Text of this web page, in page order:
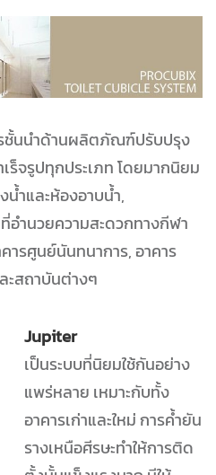
ชั้นนำด้านผลิตภัณฑ์ปรับปรุง
ร็จรูปทุกประเภท โดยมากนิยม
น้ำและห้องอาบน้ำ,
อำนวยความสะดวกทางกีฬา
รศูนย์นันทนาการ, อาคาร
สถาบันต่างๆ
Jupiter
เป็นระบบที่นิยมใช้กันอย่าง
แพร่หลาย เหมาะกับทั้ง
อาคารเก่าและใหม่ การค้ำยัน
รางเหนือศีรษะทำให้การติด